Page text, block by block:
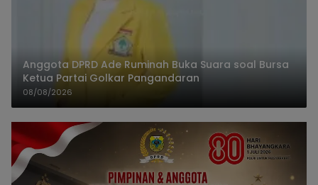
Anggota DPRD Ade Ruminah Buka Suara soal Bursa
Ketua Partai Golkar Pangandaran
08/08/2026